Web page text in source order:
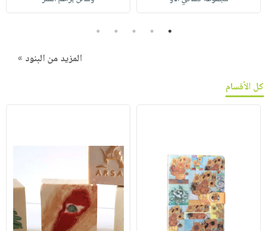
1
2
3
4
5
المزيد من البنود »
كل الأقسام